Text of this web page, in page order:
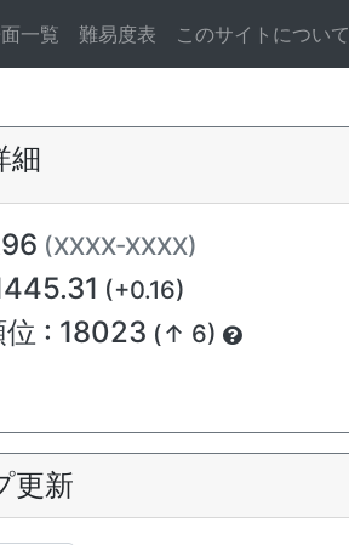
一覧 難易度表 このサイトについて
細
(XXXX-XXXX)
(+0.16)
位 : 18023 (↑ 6)
更新